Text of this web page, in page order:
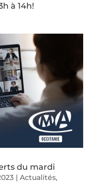
à 14h!
du mardi
| Actualités,